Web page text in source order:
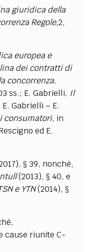
giuridica della
Regole,2,
europea e
dei contratti di
concorrenza,
ss.; E. Gabrielli, Il
E. Gabrielli – E.
consumatori, in
ed E.
§ 39, nonché,
(2013), § 40, e
e YTN(2014), §
cause riunite C-